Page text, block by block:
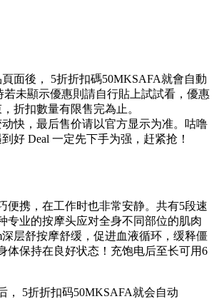
面後， 5折折扣碼50MKSAFA就會自動
若未顯示優惠則請自行貼上試試看，優惠
折扣數量有限售完為止。
快，最后售价请以官方显示为准。咕噜
好 Deal 一定先下手为强，赶紧抢！
便携，在工作时也非常安静。共有5段速
专业的按摩头应对全身不同部位的肌肉
深层舒按摩舒缓，促进血液循环，缓释僵
体保持在良好状态！充饱电后至长可用6
， 5折折扣码50MKSAFA就会自动